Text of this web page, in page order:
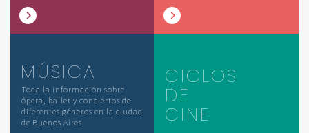
MÚSICA
Toda la información sobre
ópera, ballet y conciertos de
diferentes géneros en la ciudad
de Buenos Aires
CICLOS
DE
CINE